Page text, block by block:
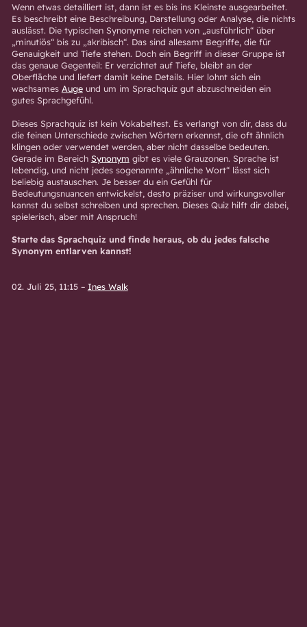
Wenn etwas detailliert ist, dann ist es bis ins Kleinste ausgearbeitet.
Es beschreibt eine Beschreibung, Darstellung oder Analyse, die nichts
auslässt. Die typischen Synonyme reichen von „ausführlich“ über
„minutiös“ bis zu „akribisch“. Das sind allesamt Begriffe, die für
Genauigkeit und Tiefe stehen. Doch ein Begriff in dieser Gruppe ist
das genaue Gegenteil: Er verzichtet auf Tiefe, bleibt an der
Oberfläche und liefert damit keine Details. Hier lohnt sich ein
wachsames Augeund um im Sprachquiz gut abzuschneiden ein
gutes Sprachgefühl.
Dieses Sprachquiz ist kein Vokabeltest. Es verlangt von dir, dass du
die feinen Unterschiede zwischen Wörtern erkennst, die oft ähnlich
klingen oder verwendet werden, aber nicht dasselbe bedeuten.
Gerade im Bereich Synonym gibt es viele Grauzonen. Sprache ist
lebendig, und nicht jedes sogenannte „ähnliche Wort“ lässt sich
beliebig austauschen. Je besser du ein Gefühl für
Bedeutungsnuancen entwickelst, desto präziser und wirkungsvoller
kannst du selbst schreiben und sprechen. Dieses Quiz hilft dir dabei,
spielerisch, aber mit Anspruch!
Starte das Sprachquiz und finde heraus, ob du jedes falsche
Synonym entlarven kannst!
02. Juli 25, 11:15– Ines Walk